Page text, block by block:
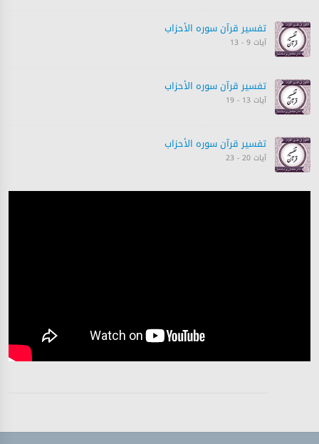
تفسیر قرآن سورہ ‎الأحزاب‎
آیات 9 - 13
تفسیر قرآن سورہ ‎الأحزاب‎
آیات 13 - 19
تفسیر قرآن سورہ ‎الأحزاب‎
آیات 20 - 23
تفسیر قرآن سورہ ‎الأحزاب‎